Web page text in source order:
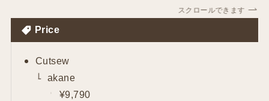
スクロールできます
Price
Cutsew
akane
¥9,790